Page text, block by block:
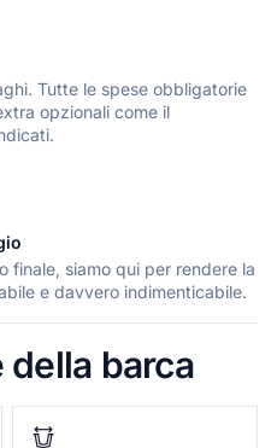
Tutte le spese obbligatorie
opzionali come il
finale, siamo qui per rendere la
e davvero indimenticabile.
barca